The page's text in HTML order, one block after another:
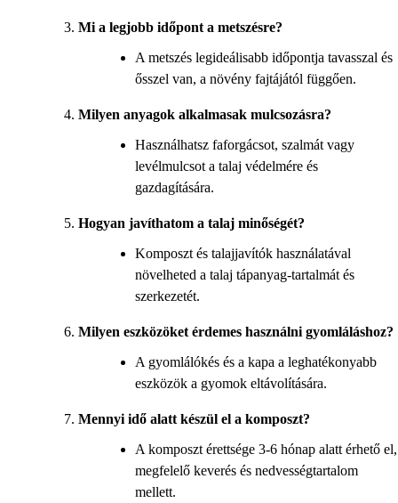
Mi a legjobb időpont a metszésre?
A metszés legideálisabb időpontja tavasszal és
ősszel van, a növény fajtájától függően.
Milyen anyagok alkalmasak mulcsozásra?
Használhatsz faforgácsot, szalmát vagy
levélmulcsot a talaj védelmére és
gazdagítására.
Hogyan javíthatom a talaj minőségét?
Komposzt és talajjavítók használatával
növelheted a talaj tápanyag-tartalmát és
szerkezetét.
Milyen eszközöket érdemes használni gyomláláshoz?
A gyomlálókés és a kapa a leghatékonyabb
eszközök a gyomok eltávolítására.
Mennyi idő alatt készül el a komposzt?
A komposzt érettsége 3-6 hónap alatt érhető el,
megfelelő keverés és nedvességtartalom
mellett.